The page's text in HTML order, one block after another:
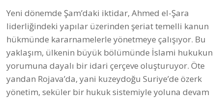
Yeni dönemde Şam’daki iktidar, Ahmed el-Şara
liderliğindeki yapılar üzerinden şeriat temelli kanun
hükmünde kararnamelerle yönetmeye çalışıyor. Bu
yaklaşım, ülkenin büyük bölümünde İslami hukukun
yorumuna dayalı bir idari çerçeve oluşturuyor. Öte
yandan Rojava’da, yani kuzeydoğu Suriye’de özerk
yönetim, seküler bir hukuk sistemiyle yoluna devam